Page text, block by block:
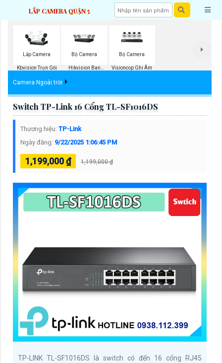
LẮP CAMERA QUẬN 5
Lắp Camera
Kbvision Trọn Gói
Bộ Camera
Hikvision Ban
Bộ Camera
Visioncop Ghi Âm
Camera Ngoài trời
Switch TP-Link 16 Cổng TL-SF1016DS
Thương hiệu: TP-Link
Ngày đăng: 9/22/2025 1:06:45 PM
1,199,000 ₫ 1,199,000 ₫
TP-LINK TL-SF1016DS là switch có đến 16 cổng RJ45